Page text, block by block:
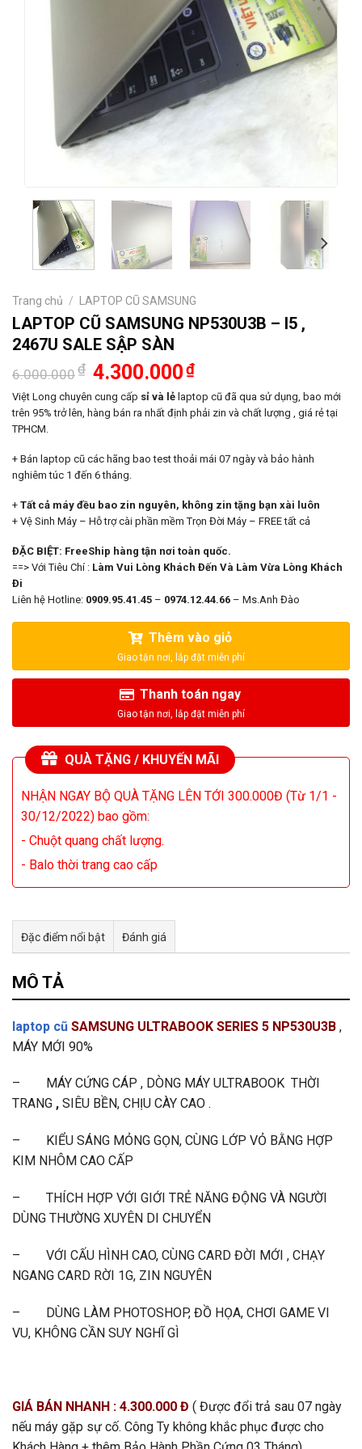
Trang chủ / LAPTOP CŨ SAMSUNG
LAPTOP CŨ SAMSUNG NP530U3B – I5 ,
2467U SALE SẬP SÀN
6.000.000₫ Giá
gốc
là:
6.000.000₫.
4.300.000₫Giá
tại
là:
Việt Long chuyên cung cấp sỉ và lẻ laptop cũ đã qua sử dụng, bao mới
trên 95% trở lên, hàng bán ra nhất định phải zin và chất lượng , giá rẻ tại
TPHCM.
+ Bán laptop cũ các hãng bao test thoải mái 07 ngày và bảo hành
nghiêm túc 1 đến 6 tháng.
+ Tất cả máy đều bao zin nguyên, không zin tặng bạn xài luôn
+ Vệ Sinh Máy – Hỗ trợ cài phần mềm Trọn Đời Máy – FREE tất cả
ĐẶC BIỆT: FreeShip hàng tận nơi toàn quốc.
==> Với Tiêu Chí : Làm Vui Lòng Khách Đến Và Làm Vừa Lòng Khách
Đi
Liên hệ Hotline: 0909.95.41.45 – 0974.12.44.66 – Ms.Anh Đào
Thêm vào giỏ
Thanh toán ngay
QUÀ TẶNG / KHUYẾN MÃI
NHẬN NGAY BỘ QUÀ TẶNG LÊN TỚI 300.000Đ (Từ 1/1 -
30/12/2022) bao gồm:
- Chuột quang chất lượng.
- Balo thời trang cao cấp
Đặc điểm nổi bật Đánh giá
Tư vấn & bán hàng qua Facebook
MÔ TẢ
laptop cũ SAMSUNG ULTRABOOK SERIES 5 NP530U3B ,
MÁY MỚI 90%
– MÁY CỨNG CÁP , DÒNG MÁY ULTRABOOK THỜI
TRANG , SIÊU BỀN, CHỊU CÀY CAO .
– KIỂU SÁNG MỎNG GỌN, CÙNG LỚP VỎ BẰNG HỢP
KIM NHÔM CAO CẤP
– THÍCH HỢP VỚI GIỚI TRẺ NĂNG ĐỘNG VÀ NGƯỜI
DÙNG THƯỜNG XUYÊN DI CHUYỂN
– VỚI CẤU HÌNH CAO, CÙNG CARD ĐỜI MỚI , CHẠY
NGANG CARD RỜI 1G, ZIN NGUYÊN
– DÙNG LÀM PHOTOSHOP, ĐỒ HỌA, CHƠI GAME VI
VU, KHÔNG CẦN SUY NGHĨ GÌ
GIÁ BÁN NHANH : 4.300.000 Đ ( Được đổi trả sau 07 ngày
nếu máy gặp sự cố. Công Ty không khắc phục được cho